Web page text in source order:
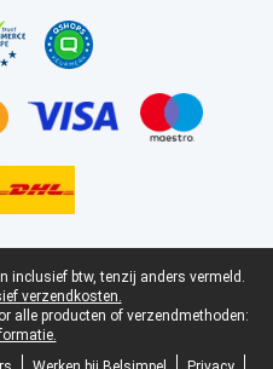
inclusief btw, tenzij anders vermeld.
verzendkosten.
alle producten of verzendmethoden: